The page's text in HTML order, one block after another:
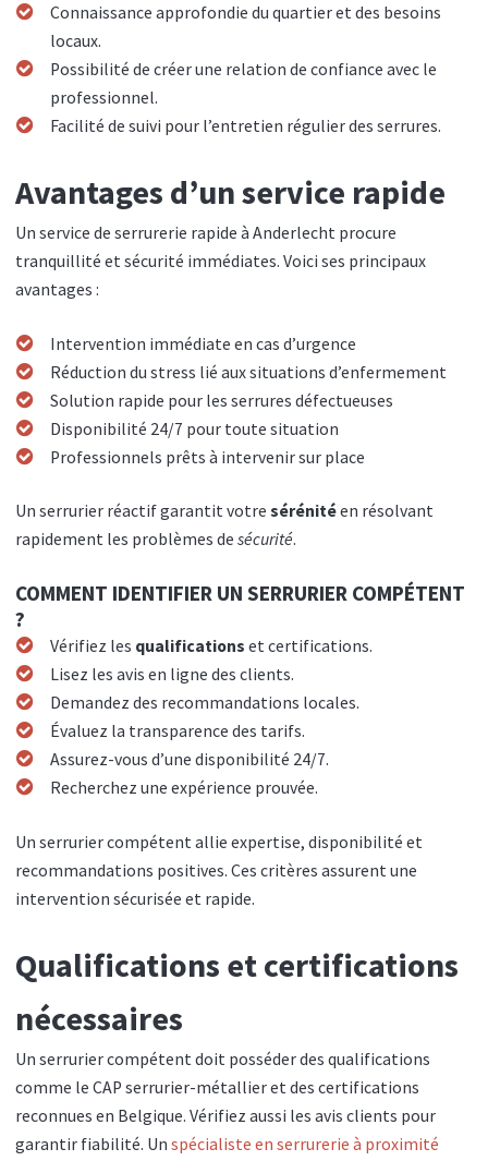
Connaissance approfondie du quartier et des besoins
locaux.
Possibilité de créer une relation de confiance avec le
professionnel.
Facilité de suivi pour l’entretien régulier des serrures.
Avantages d’un service rapide
Un service de serrurerie rapide à Anderlecht procure
tranquillité et sécurité immédiates. Voici ses principaux
avantages :
Intervention immédiate en cas d’urgence
Réduction du stress lié aux situations d’enfermement
Solution rapide pour les serrures défectueuses
Disponibilité 24/7 pour toute situation
Professionnels prêts à intervenir sur place
Un serrurier réactif garantit votre sérénitéen résolvant
rapidement les problèmes de sécurité.
COMMENT IDENTIFIER UN SERRURIER COMPÉTENT
?
Vérifiez les qualifications et certifications.
Lisez les avis en ligne des clients.
Demandez des recommandations locales.
Évaluez la transparence des tarifs.
Assurez-vous d’une disponibilité 24/7.
Recherchez une expérience prouvée.
Un serrurier compétent allie expertise, disponibilité et
recommandations positives. Ces critères assurent une
intervention sécurisée et rapide.
Qualifications et certifications
nécessaires
Un serrurier compétent doit posséder des qualifications
comme le CAP serrurier-métallier et des certifications
reconnues en Belgique. Vérifiez aussi les avis clients pour
garantir fiabilité. Un spécialiste en serrurerie à proximité